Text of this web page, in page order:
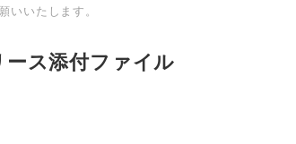
いいたします。
ース添付ファイル